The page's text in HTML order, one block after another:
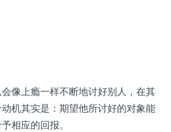
像上瘾一样不断地讨好别人，在其
机其实是：期望他所讨好的对象能
相应的回报。